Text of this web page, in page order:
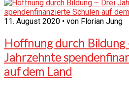
11. August 2020 • von Florian Jung
Hoffnung durch Bildung
Jahrzehnte
auf dem Land